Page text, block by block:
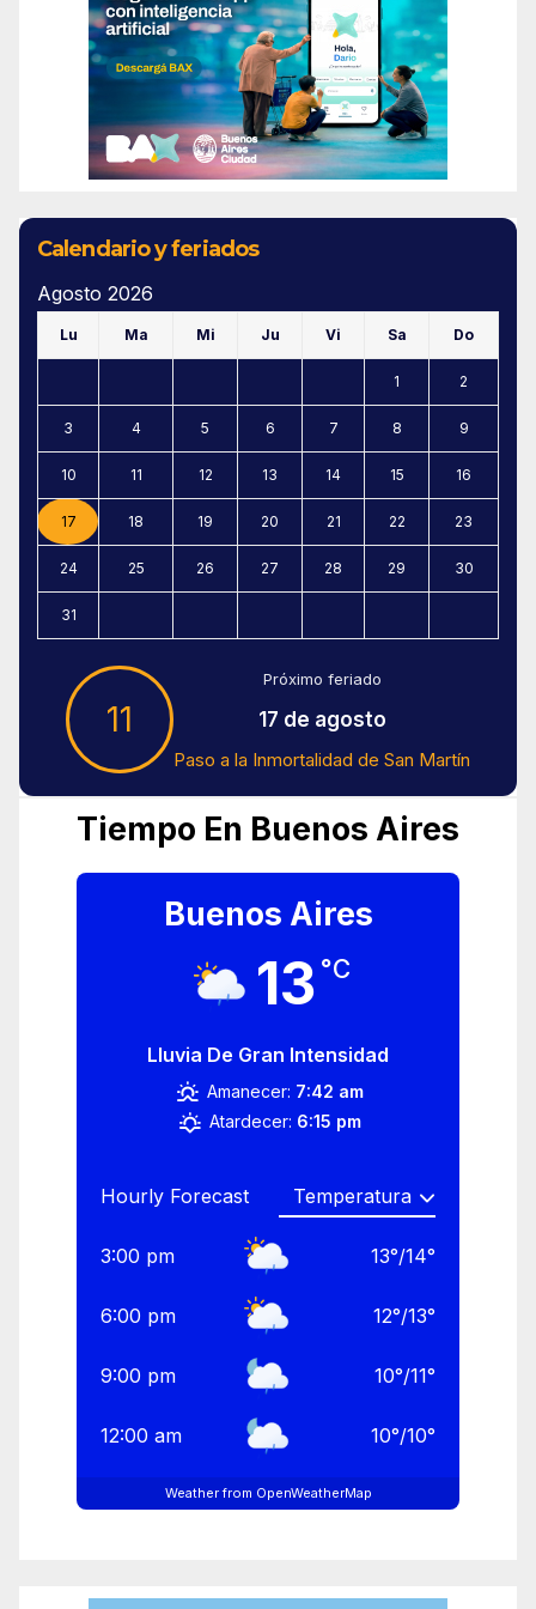
Calendario y feriados
Agosto 2026
Lu Ma Mi Ju Vi Sa Do
1 2
3 4 5 6 7 8 9
10 11 12 13 14 15 16
17 18 19 20 21 22 23
24 25 26 27 28 29 30
31
11
Próximo feriado
17 de agosto
Paso a la Inmortalidad de San Martín
Tiempo En Buenos Aires
Buenos Aires
13 °C
Lluvia De Gran Intensidad
Amanecer: 7:42 am
Atardecer: 6:15 pm
Hourly Forecast
3:00 pm 13°/14°
6:00 pm 12°/13°
9:00 pm 10°/11°
12:00 am 10°/10°
Weather from OpenWeatherMap